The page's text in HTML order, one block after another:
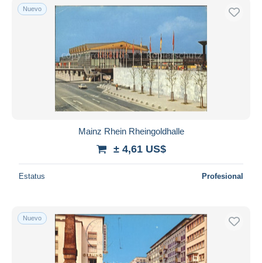
Nuevo
Mainz Rhein Rheingoldhalle
± 4,61 US$
Estatus Profesional
Nuevo